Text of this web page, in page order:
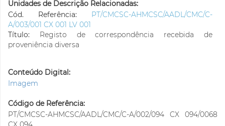
Unidades de Descrição Relacionadas:
Cód. Referência: PT/CMCSC-AHMCSC/AADL/CMC/C-
A/003/001 CX 001 LV 001
Título: Registo de correspondência recebida de
proveniência diversa
Conteúdo Digital:
Imagem
Código de Referência:
PT/CMCSC-AHMCSC/AADL/CMC/C-A/002/094 CX 094/0068